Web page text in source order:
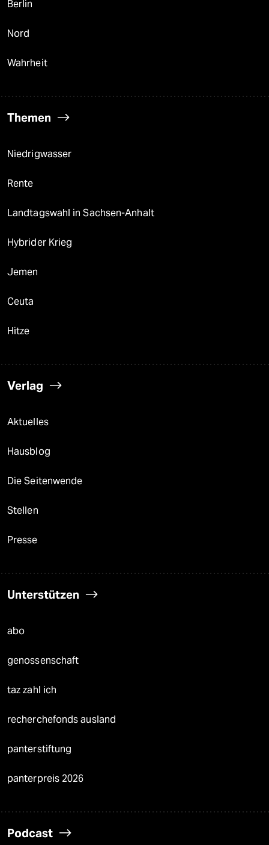
Berlin
Nord
Wahrheit
Themen
Niedrigwasser
Rente
Landtagswahl in Sachsen-Anhalt
Hybrider Krieg
Jemen
Ceuta
Hitze
Verlag
Aktuelles
Hausblog
Die Seitenwende
Stellen
Presse
Unterstützen
abo
genossenschaft
taz zahl ich
recherchefonds ausland
panterstiftung
panterpreis 2026
Podcast